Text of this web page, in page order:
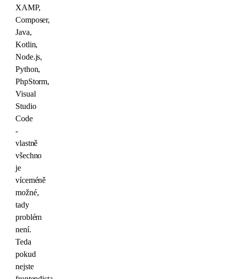
XAMP,
Composer,
Java,
Kotlin,
Node.js,
Python,
PhpStorm,
Visual
Studio
Code
-
vlastně
všechno
je
víceméně
možné,
tady
problém
není.
Teda
pokud
nejste